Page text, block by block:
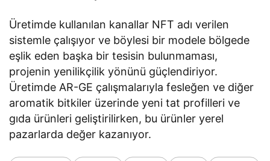
Üretimde kullanılan kanallar NFT adı verilen
sistemle çalışıyor ve böylesi bir modele bölgede
eşlik eden başka bir tesisin bulunmaması,
projenin yenilikçilik yönünü güçlendiriyor.
Üretimde AR-GE çalışmalarıyla fesleğen ve diğer
aromatik bitkiler üzerinde yeni tat profilleri ve
gıda ürünleri geliştirilirken, bu ürünler yerel
pazarlarda değer kazanıyor.